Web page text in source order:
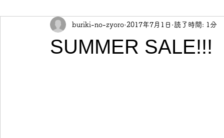
SUMMER SALE!!!
buriki-no-zyoro 2017年7月1日 読了時間: 1分